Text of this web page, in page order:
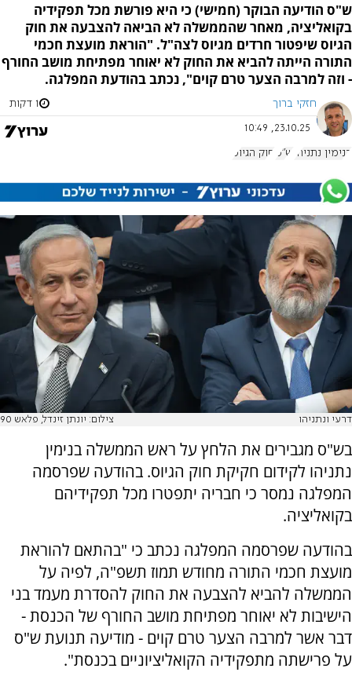
ש"ס הודיעה הבוקר (חמישי) כי היא פורשת מכל תפקידיה
בקואליציה, מאחר שהממשלה לא הביאה להצבעה את חוק
הגיוס שיפטור חרדים מגיוס לצה"ל. "הוראת מועצת חכמי
התורה הייתה להביא את החוק לא יאוחר מפתיחת מושב החורף
- וזה למרבה הצער טרם קוים", נכתב בהודעת המפלגה.
חזקי ברוך 1 דקות
23.10.25, 10:49
בנימין נתניהו ש"ס חוק הגיוס
דרעי ונתניהו צילום: יונתן זינדל, פלאש 90
בש"ס מגבירים את הלחץ על ראש הממשלה בנימין
נתניהו לקידום חקיקת חוק הגיוס. בהודעה שפרסמה
המפלגה נמסר כי חבריה יתפטרו מכל תפקידיהם
בקואליציה.
בהודעה שפרסמה המפלגה נכתב כי "בהתאם להוראת
מועצת חכמי התורה מחודש תמוז תשפ"ה, לפיה על
הממשלה להביא להצבעה את החוק להסדרת מעמד בני
הישיבות לא יאוחר מפתיחת מושב החורף של הכנסת -
דבר אשר למרבה הצער טרם קוים - מודיעה תנועת ש"ס
על פרישתה מתפקידיה הקואליציוניים בכנסת".